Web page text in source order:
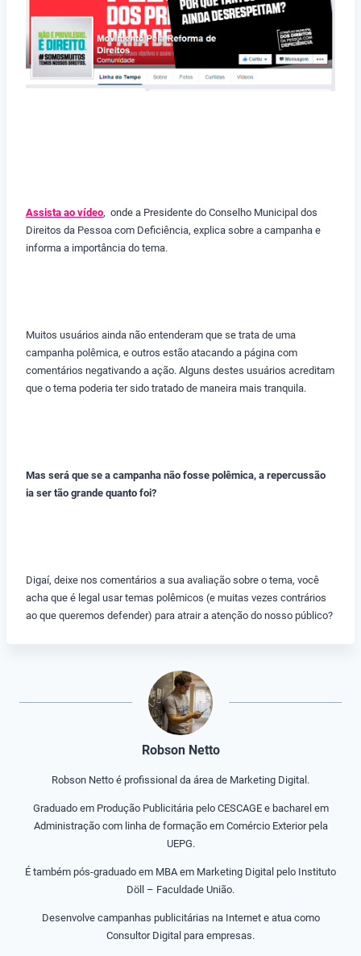
Assista ao vídeo, onde a Presidente do Conselho Municipal dos
Direitos da Pessoa com Deficiência, explica sobre a campanha e
informa a importância do tema.
Muitos usuários ainda não entenderam que se trata de uma
campanha polêmica, e outros estão atacando a página com
comentários negativando a ação. Alguns destes usuários acreditam
que o tema poderia ter sido tratado de maneira mais tranquila.
Mas será que se a campanha não fosse polêmica, a repercussão
ia ser tão grande quanto foi?
Digaí, deixe nos comentários a sua avaliação sobre o tema, você
acha que é legal usar temas polêmicos (e muitas vezes contrários
ao que queremos defender) para atrair a atenção do nosso público?
Robson Netto
Robson Netto é profissional da área de Marketing Digital.
Graduado em Produção Publicitária pelo CESCAGE e bacharel em
Administração com linha de formação em Comércio Exterior pela
UEPG.
É também pós-graduado em MBA em Marketing Digital pelo Instituto
Döll – Faculdade União.
Desenvolve campanhas publicitárias na Internet e atua como
Consultor Digital para empresas.